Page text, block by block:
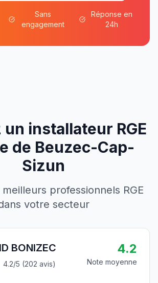
Sans
engagement
Réponse en
24h
installateur RGE
de Beuzec-Cap-
Sizun
professionnels RGE
votre secteur
BONIZEC
4.2/5 (202 avis)
4.2
Note moyenne